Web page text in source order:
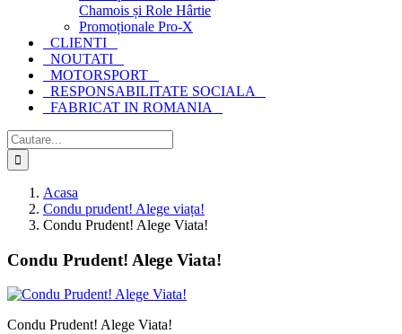
Chamois și Role Hârtie
Promoționale Pro-X
CLIENTI
NOUTATI
MOTORSPORT
RESPONSABILITATE SOCIALA
FABRICAT IN ROMANIA
Cautare...
Acasa
Condu prudent! Alege viața!
Condu Prudent! Alege Viata!
Condu Prudent! Alege Viata!
Condu Prudent! Alege Viata!